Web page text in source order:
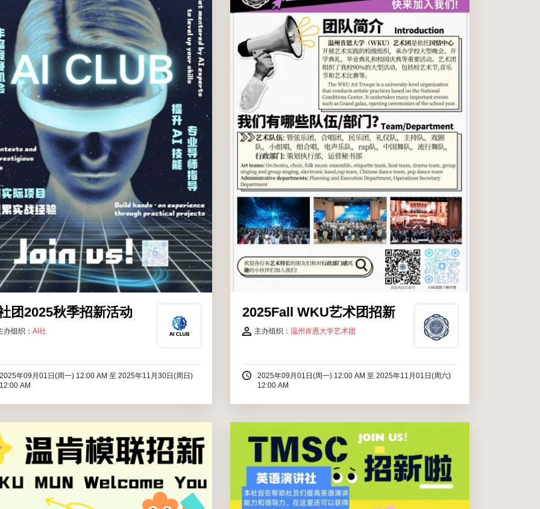
团2025秋季招新活动
办组织： AI社
2025年09月01日(周一) 12:00 AM 至 2025年11月30日(周日)
12:00 AM
捕捉创意？智能机器人又是怎样学会自主行动？来AI社
团，这些疑问将在你的亲手实践中找到答案！无论你是零
基础的“AI小白”，还是想进阶的“技术达人”，都能在这里找
到属于自己的舞台：...
2025年09月01日(周一) 12:00 AM 至2025年11月30日(周
日) 12:00 AM
商学院
所有温肯学生
2025Fall WKU艺术团招新
主办组织： 温州肯恩大学艺术团
2025年09月01日(周一) 12:00 AM 至 2025年11月01日(周六)
12:00 AM
彩？艺术团2025秋季招新已火热开启！ 这里有专业的舞
台和丰富的演出机会，也有一群志同道合的伙伴和热烈滚
烫的青春。更重要的是——参与艺术团活动可获得活动时
长/实习...
2025年09月01日(周一) 12:00 AM
六) 12:00 AM
温州肯恩大学
所有温肯学生
温肯模联招新啦
2025年08月16日(周六) 12:00 AM
2025年09月30日(周
二) 12:00 AM
英语演讲社（TMSC）是一个学术性社团，通过举办专业
的活动，它为温肯学生创造一个锻炼演讲能力的舞台，使
同学们得以提高英语运用能力、课堂展示能力、公众演讲
自信，以及领导力。而英语演讲社的招新也是希望能让更
多英语爱好者发现我们，加入我们。